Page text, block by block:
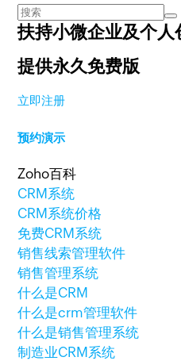
扶持小微企业及个人
提供永久免费版
立即注册
预约演示
Zoho百科
CRM系统
CRM系统价格
免费CRM系统
销售线索管理软件
销售管理系统
什么是CRM
什么是crm管理软件
什么是销售管理系统
制造业CRM系统